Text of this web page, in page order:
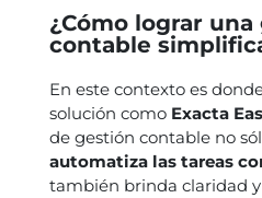
¿Cómo lograr
contable
En este contexto es
solución como Exacta
de gestión contable no
automatiza las tareas
también brinda claridad